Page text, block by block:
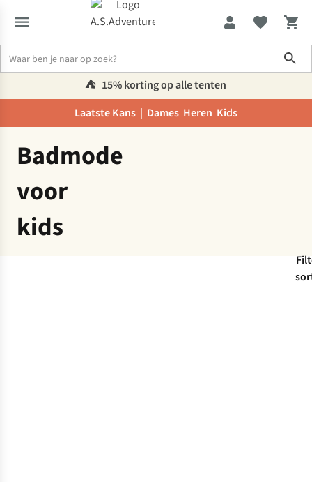
⛺️ 15% korting op alle tenten
Laatste Kans | Dames Heren Kids
Departement Badmode
Badmode
voor
kids